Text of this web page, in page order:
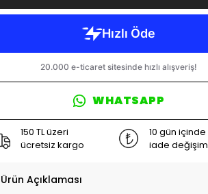
WHATSAPP
150 TL üzeri
ücretsiz kargo
10 gün içinde
iade değişim
Ürün Açıklaması